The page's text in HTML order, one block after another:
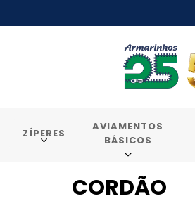
ZÍPERES
AVIAMENTOS
BÁSICOS
CORDÃO